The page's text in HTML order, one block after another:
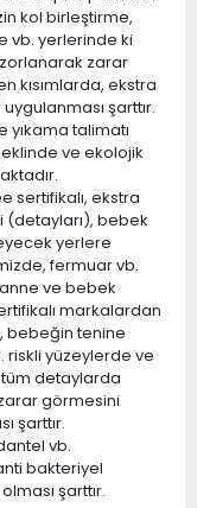
kol birleştirme,
vb. yerlerinde ki
zorlanarak zarar
kısımlarda, ekstra
şarttır.
talimatı
ve ekolojik
sertifikalı, ekstra
(detayları), bebek
yerlere
fermuar vb.
ve bebek
markalardan
bebeğin tenine
riskli yüzeylerde ve
tüm detaylarda
görmesini
şarttır.
vb.
bakteriyel
şarttır.